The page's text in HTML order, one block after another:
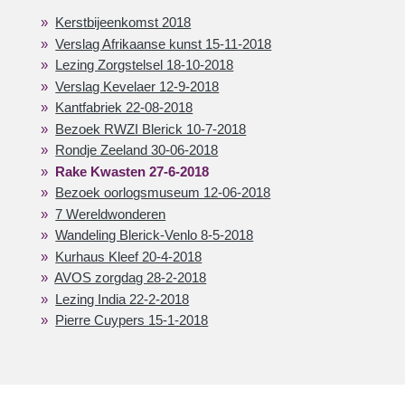
Kerstbijeenkomst 2018
Verslag Afrikaanse kunst 15-11-2018
Lezing Zorgstelsel 18-10-2018
Verslag Kevelaer 12-9-2018
Kantfabriek 22-08-2018
Bezoek RWZI Blerick 10-7-2018
Rondje Zeeland 30-06-2018
Rake Kwasten 27-6-2018
Bezoek oorlogsmuseum 12-06-2018
7 Wereldwonderen
Wandeling Blerick-Venlo 8-5-2018
Kurhaus Kleef 20-4-2018
AVOS zorgdag 28-2-2018
Lezing India 22-2-2018
Pierre Cuypers 15-1-2018